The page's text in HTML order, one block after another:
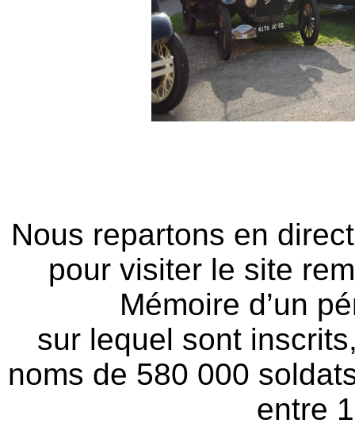
Nous repartons en
pour visiter le site
Mémoire d’un
sur lequel sont
noms de 580 000
entre